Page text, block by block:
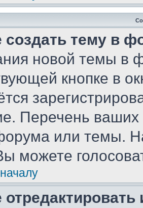
создать тему в
новой темы в
кнопке в
Перечень ваших
или темы.
можете